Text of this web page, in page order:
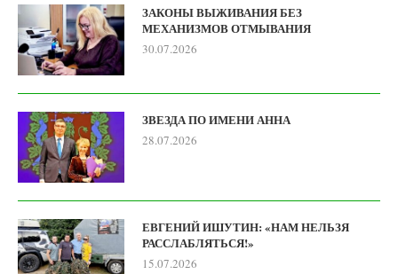
ЗАКОНЫ ВЫЖИВАНИЯ БЕЗ
МЕХАНИЗМОВ ОТМЫВАНИЯ
30.07.2026
ЗВЕЗДА ПО ИМЕНИ АННА
28.07.2026
ЕВГЕНИЙ ИШУТИН: «НАМ НЕЛЬЗЯ
РАССЛАБЛЯТЬСЯ!»
15.07.2026